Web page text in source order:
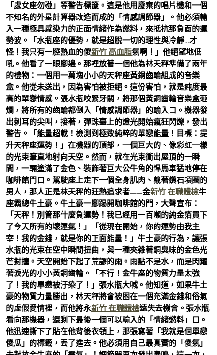
「處女座勿碰」等警告標籤。這是他用廢棄的唱片機和一個
不知名的外星計算器改造而成的「情感調節器」。他必須輸
入一種極具感染力的正面情緒作為燃料，來抵抗那負面的運
勢波。「水瓶座的優勢，就是超脫一切的理性與冷靜…才
怪！我只有一腔熱血的傻新竹 高血脂氣啊！」他絕望地低
吼。他看了一眼腳邊。那裡放著一個他為林天秤準備了兩年
的禮物：一個用一萬塊小小的天秤座黃銅齒輪組成的音樂
盒。他從未送出，因為害怕被拒絕。這份害怕，就是純度最
高的單戀情感。張水瓶咬緊牙關，將那個黃銅齒輪音樂盒砸
爛，將所有的齒輪都倒入「情感調節器」的輸入口。機器發
出刺耳的尖叫，接著，彈珠臺上的燈光開始瘋狂閃爍，發出
警告。「能量超載！檢測到極致純粹的單戀能量！目標：提
升天秤座運勢！」在機器的頂部，一個巨大的、像彩虹一樣
的光束筆直地射向天空。然而，就在光束衝出屋頂的一瞬
間，一輛塗滿了金色、裝飾著巨大公牛角的悍馬車猛地停在
咖啡館門口。駕駛座上走下一個全身肌肉、戴著鑽石項圈的
男人，那人正是林天秤的狂熱追求者——金新竹 在職體檢牛
座霸總牛土豪。牛土豪一腳踢開咖啡館的門，大聲宣布：
「天秤！別管那什麼負運勢！我已經用一百噸的純金箔買下
了今天所有的壞運氣！」「從現在開始，你的運勢由我主
宰！我的金錢，就是你的正面能量！」牛土豪的行為，讓張
水瓶的光束在空中瞬間扭曲，與一種夾雜著銅臭味的金色光
芒對撞。天空開始下起了荒謬的雨。雨點不是水，而是閃耀
著淚光的小小黃銅齒輪。「不行！金牛座的物質力量太強
了！我的單戀被汙染了！」張水瓶大喊。他知道，如果牛土
豪的物質力量勝出，林天秤將會被困在一個充滿金錢和俗氣
的虛假愛情裡，而他將永新竹 在職體檢遠失去機會。張水瓶
看向那機器，還剩下最後一個可以輸入的「情緒燃料」口。
他迅速撕下了貼在他背後衣領上，那張寫著「我就是個單戀
傻瓜」的標籤，丟了進去。他必須用自己最真實的「傻氣」